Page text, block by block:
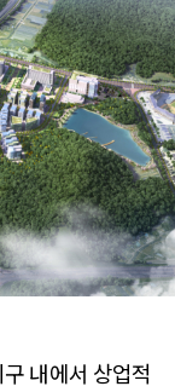
내에서 상업적